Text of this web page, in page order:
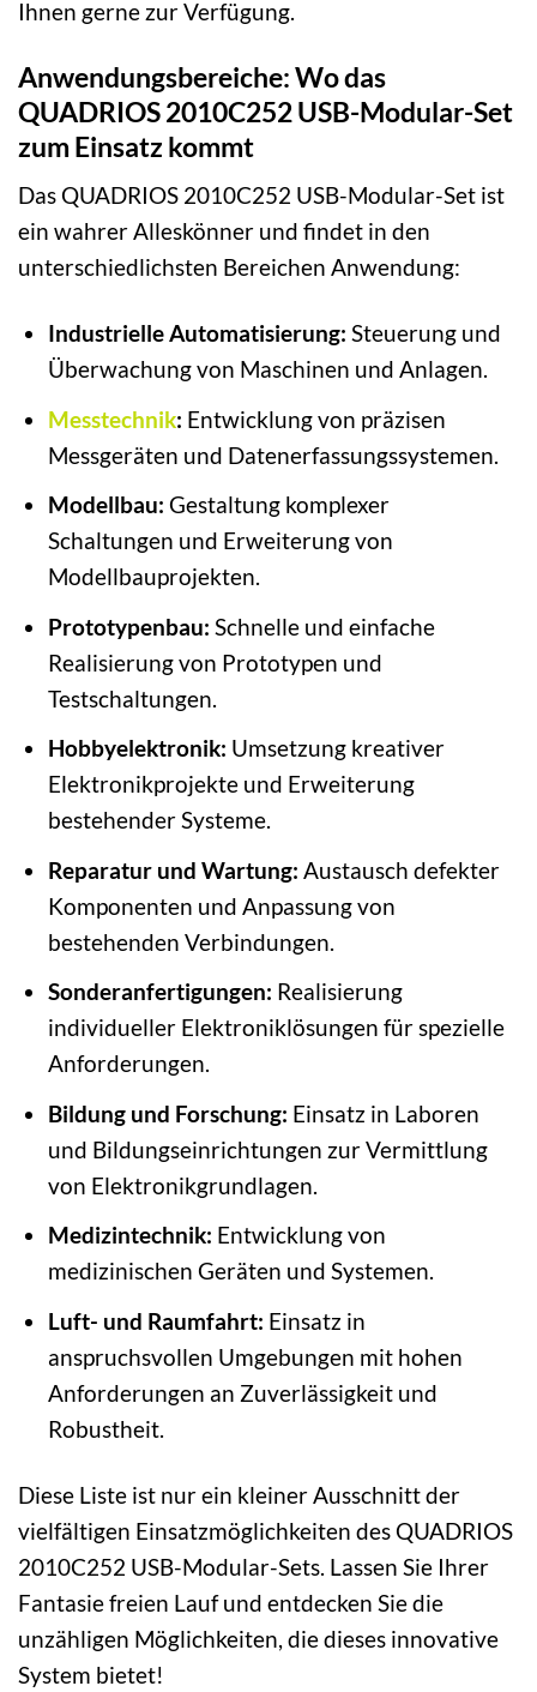
Ihnen gerne zur Verfügung.
Anwendungsbereiche: Wo das
QUADRIOS 2010C252 USB-Modular-Set
zum Einsatz kommt
Das QUADRIOS 2010C252 USB-Modular-Set ist
ein wahrer Alleskönner und findet in den
unterschiedlichsten Bereichen Anwendung:
Industrielle Automatisierung: Steuerung und
Überwachung von Maschinen und Anlagen.
Messtechnik: Entwicklung von präzisen
Messgeräten und Datenerfassungssystemen.
Modellbau: Gestaltung komplexer
Schaltungen und Erweiterung von
Modellbauprojekten.
Prototypenbau: Schnelle und einfache
Realisierung von Prototypen und
Testschaltungen.
Hobbyelektronik: Umsetzung kreativer
Elektronikprojekte und Erweiterung
bestehender Systeme.
Reparatur und Wartung: Austausch defekter
Komponenten und Anpassung von
bestehenden Verbindungen.
Sonderanfertigungen: Realisierung
individueller Elektroniklösungen für spezielle
Anforderungen.
Bildung und Forschung: Einsatz in Laboren
und Bildungseinrichtungen zur Vermittlung
von Elektronikgrundlagen.
Medizintechnik: Entwicklung von
medizinischen Geräten und Systemen.
Luft- und Raumfahrt: Einsatz in
anspruchsvollen Umgebungen mit hohen
Anforderungen an Zuverlässigkeit und
Robustheit.
Diese Liste ist nur ein kleiner Ausschnitt der
vielfältigen Einsatzmöglichkeiten des QUADRIOS
2010C252 USB-Modular-Sets. Lassen Sie Ihrer
Fantasie freien Lauf und entdecken Sie die
unzähligen Möglichkeiten, die dieses innovative
System bietet!